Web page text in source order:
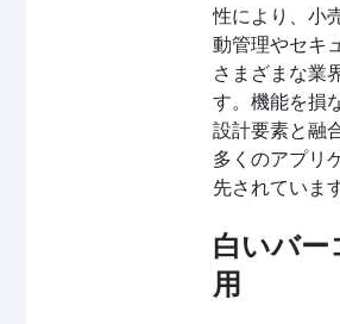
性により、小
動管理やセキ
さまざまな業
す。機能を損
設計要素と融
多くのアプリ
先されていま
白いバー
用